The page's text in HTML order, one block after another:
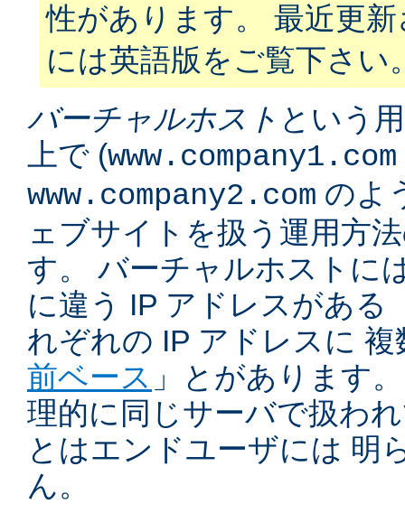
性があります。 最近更
には英語版をご覧下さい
バーチャルホスト という
上で (www.company1.com
www.company2.com のよ
ェブサイトを扱う運用方
す。 バーチャルホストに
に違う IP アドレスがある
れぞれの IP アドレスに
前ベース 」とがあります
理的に同じサーバで扱わ
とはエンドユーザには 明
ん。